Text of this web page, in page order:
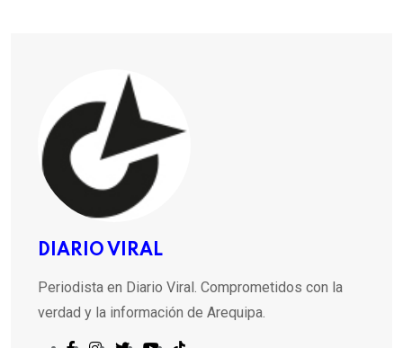
DIARIO VIRAL
Periodista en Diario Viral. Comprometidos con la
verdad y la información de Arequipa.